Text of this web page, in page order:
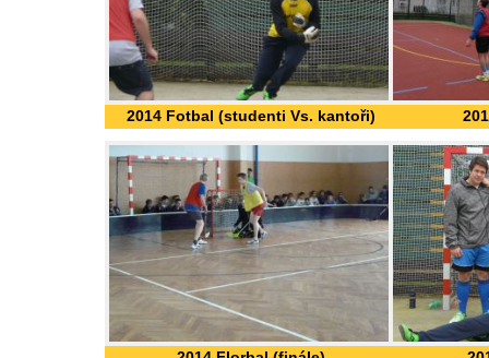
2014 Fotbal (studenti Vs. kantoři)